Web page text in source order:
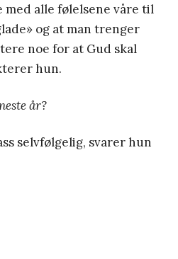
med alle følelsene våre til
og at man trenger
noe for at Gud skal
hun.
år?
selvfølgelig, svarer hun